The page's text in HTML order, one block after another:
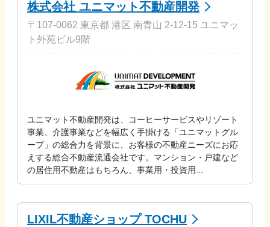
株式会社 ユニマット不動産開発
〒107-0062 東京都 港区 南青山 2-12-15 ユニマッ
ト外苑ビル9階
ユニマット不動産開発は、コーヒーサービスやリゾート
事業、介護事業などを幅広く手掛ける「ユニマットグル
ープ」の総合力を背景に、お客様の不動産ニーズにお応
えする総合不動産流通会社です。マンション・戸建など
の居住用不動産はもちろん、事業用・投資用...
LIXIL不動産ショップ TOCHU